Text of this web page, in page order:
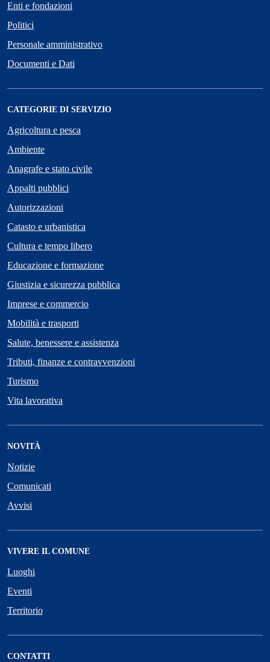
Enti e fondazioni
Politici
Personale amministrativo
Documenti e Dati
CATEGORIE DI SERVIZIO
Agricoltura e pesca
Ambiente
Anagrafe e stato civile
Appalti pubblici
Autorizzazioni
Catasto e urbanistica
Cultura e tempo libero
Educazione e formazione
Giustizia e sicurezza pubblica
Imprese e commercio
Mobilità e trasporti
Salute, benessere e assistenza
Tributi, finanze e contravvenzioni
Turismo
Vita lavorativa
NOVITÀ
Notizie
Comunicati
Avvisi
VIVERE IL COMUNE
Luoghi
Eventi
Territorio
CONTATTI